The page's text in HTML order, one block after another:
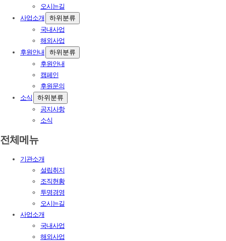
오시는길
사업소개
하위분류
국내사업
해외사업
후원안내
하위분류
후원안내
캠페인
후원문의
소식
하위분류
공지사항
소식
전체메뉴
기관소개
설립취지
조직현황
투명경영
오시는길
사업소개
국내사업
해외사업